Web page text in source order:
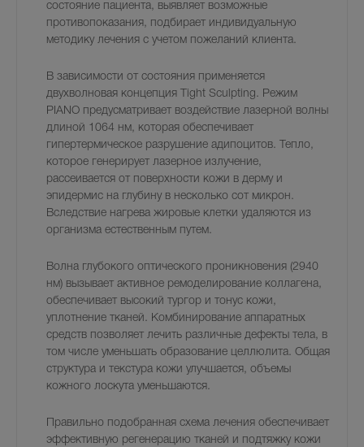
состояние пациента, выявляет возможные
противопоказания, подбирает индивидуальную
методику лечения с учетом пожеланий клиента.
В зависимости от состояния применяется
двухволновая концепция Tight Sculpting. Режим
PIANO предусматривает воздействие лазерной волны
длиной 1064 нм, которая обеспечивает
гипертермическое разрушение адипоцитов. Тепло,
которое генерирует лазерное излучение,
рассеивается от поверхности кожи в дерму и
эпидермис на глубину в несколько сот микрон.
Вследствие нагрева жировые клетки удаляются из
организма естественным путем.
Волна глубокого оптического проникновения (2940
нм) вызывает активное ремоделирование коллагена,
обеспечивает высокий тургор и тонус кожи,
уплотнение тканей. Комбинирование аппаратных
средств позволяет лечить различные дефекты тела, в
том числе уменьшать образование целлюлита. Общая
структура и текстура кожи улучшается, объемы
кожного лоскута уменьшаются.
Правильно подобранная схема лечения обеспечивает
эффективную регенерацию тканей и подтяжку кожи